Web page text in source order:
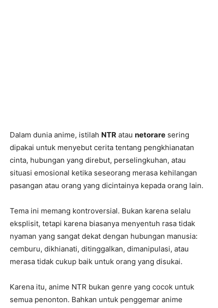
Dalam dunia anime, istilah NTR atau netorare sering
dipakai untuk menyebut cerita tentang pengkhianatan
cinta, hubungan yang direbut, perselingkuhan, atau
situasi emosional ketika seseorang merasa kehilangan
pasangan atau orang yang dicintainya kepada orang lain.
Tema ini memang kontroversial. Bukan karena selalu
eksplisit, tetapi karena biasanya menyentuh rasa tidak
nyaman yang sangat dekat dengan hubungan manusia:
cemburu, dikhianati, ditinggalkan, dimanipulasi, atau
merasa tidak cukup baik untuk orang yang disukai.
Karena itu, anime NTR bukan genre yang cocok untuk
semua penonton. Bahkan untuk penggemar anime